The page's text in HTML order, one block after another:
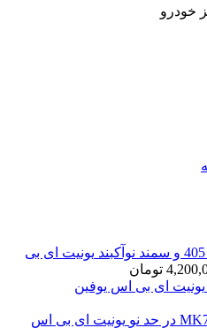
خودرو
یونیت ای بی
تومان
یونیت ای بی اس یوفین
یونیت ای بی اس